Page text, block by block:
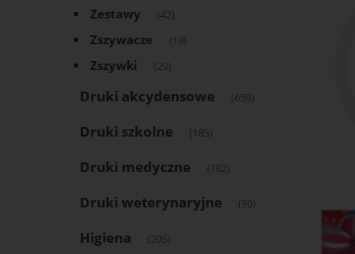
Zestawy (42)
Zszywacze (19)
Zszywki (29)
Druki akcydensowe (659)
Druki szkolne (185)
Druki medyczne (182)
Druki weterynaryjne (90)
Higiena (205)